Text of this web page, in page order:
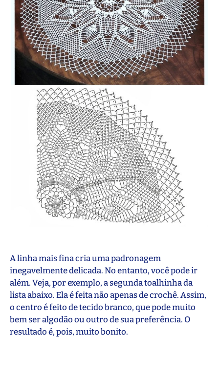
A linha mais fina cria uma padronagem
inegavelmente delicada. No entanto, você pode ir
além. Veja, por exemplo, a segunda toalhinha da
lista abaixo. Ela é feita não apenas de crochê. Assim,
o centro é feito de tecido branco, que pode muito
bem ser algodão ou outro de sua preferência. O
resultado é, pois, muito bonito.